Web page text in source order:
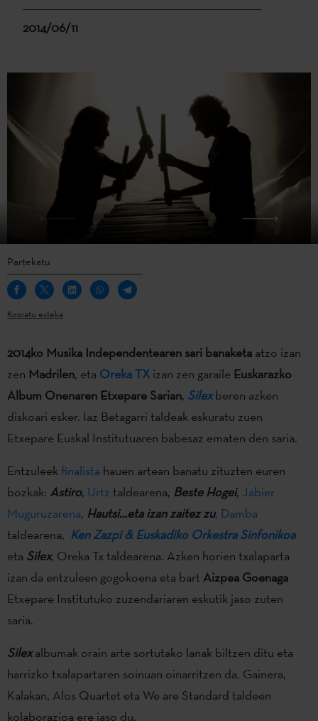
2014/06/11
Partekatu
Kopiatu esteka
2014ko Musika Independentearen sari banaketa atzo izan
zen Madrilen, eta Oreka TXizan zen garaile Euskarazko
Album Onenaren Etxepare Sarian, Silexberen azken
diskoari esker. Iaz Betagarri taldeak eskuratu zuen
Etxepare Euskal Institutuaren babesaz ematen den saria.
Entzuleekfinalista hauen artean banatu zituzten euren
bozkak: Astiro, Urtz taldearena, Beste Hogei, Jabier
Muguruzarena, Hautsi…eta izan zaitez zu, Damba
taldearena, Ken Zazpi & Euskadiko Orkestra Sinfonikoa
eta Silex, Oreka Tx taldearena. Azken horien txalaparta
izan da entzuleen gogokoena eta bart Aizpea Goenaga
Etxepare Institutuko zuzendariaren eskutik jaso zuten
saria.
Silexalbumak orain arte sortutako lanak biltzen ditu eta
harrizko txalapartaren soinuan oinarritzen da. Gainera,
Kalakan, Alos Quartet eta We are Standard taldeen
kolaborazioa ere jaso du.